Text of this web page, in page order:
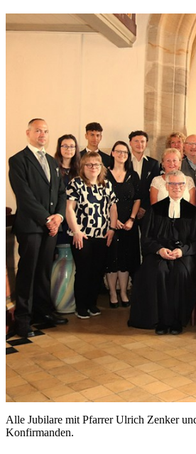
Alle Jubilare mit Pfarrer Ulrich Zenker
Konfirmanden.